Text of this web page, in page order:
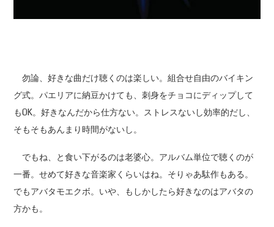
勿論、好きな曲だけ聴くのは楽しい。組合せ自由のバイキン
グ式。パエリアに納豆かけても、刺身をチョコにディップして
もOK。好きなんだから仕方ない。ストレスないし効率的だし、
そもそもあんまり時間がないし。
でもね、と食い下がるのは老婆心。アルバム単位で聴くのが
一番。せめて好きな音楽家くらいはね。そりゃあ駄作もある。
でもアバタモエクボ。いや、もしかしたら好きなのはアバタの
方かも。